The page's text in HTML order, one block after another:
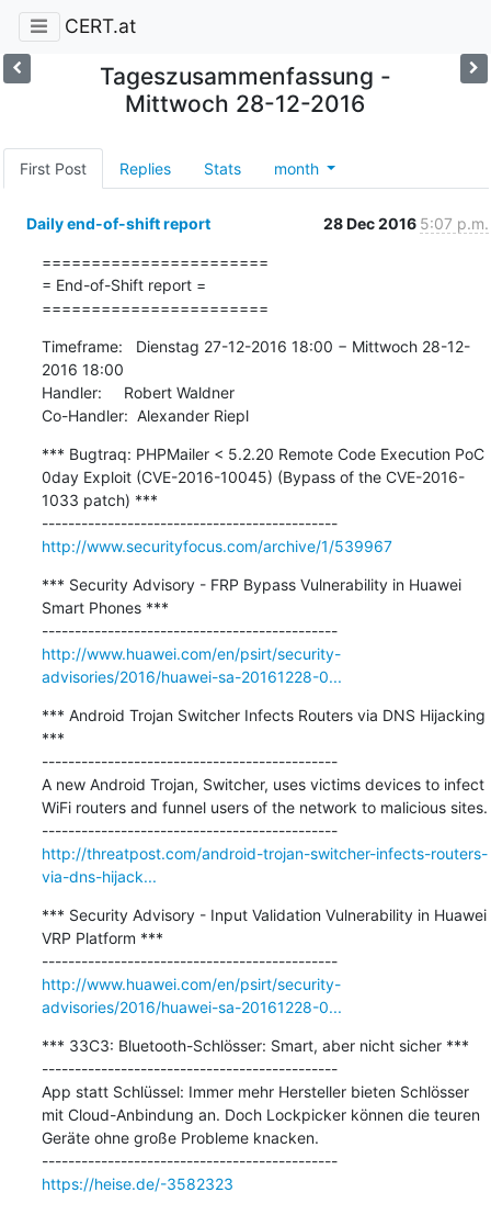
CERT.at
Tageszusammenfassung -
Mittwoch 28-12-2016
First Post Replies Stats month
Daily end-of-shift report 28 Dec 2016 5:07 p.m.
=======================
= End-of-Shift report =
=======================
Timeframe:   Dienstag 27-12-2016 18:00 − Mittwoch 28-12-
2016 18:00
Handler:     Robert Waldner
Co-Handler:  Alexander Riepl
*** Bugtraq: PHPMailer < 5.2.20 Remote Code Execution PoC
0day Exploit (CVE-2016-10045) (Bypass of the CVE-2016-
1033 patch) ***
---------------------------------------------
http://www.securityfocus.com/archive/1/539967
*** Security Advisory - FRP Bypass Vulnerability in Huawei
Smart Phones ***
---------------------------------------------
http://www.huawei.com/en/psirt/security-
advisories/2016/huawei-sa-20161228-0...
*** Android Trojan Switcher Infects Routers via DNS Hijacking
***
---------------------------------------------
A new Android Trojan, Switcher, uses victims devices to infect
WiFi routers and funnel users of the network to malicious sites.
---------------------------------------------
http://threatpost.com/android-trojan-switcher-infects-routers-
via-dns-hijack...
*** Security Advisory - Input Validation Vulnerability in Huawei
VRP Platform ***
---------------------------------------------
http://www.huawei.com/en/psirt/security-
advisories/2016/huawei-sa-20161228-0...
*** 33C3: Bluetooth-Schlösser: Smart, aber nicht sicher ***
---------------------------------------------
App statt Schlüssel: Immer mehr Hersteller bieten Schlösser
mit Cloud-Anbindung an. Doch Lockpicker können die teuren
Geräte ohne große Probleme knacken.
---------------------------------------------
https://heise.de/-3582323